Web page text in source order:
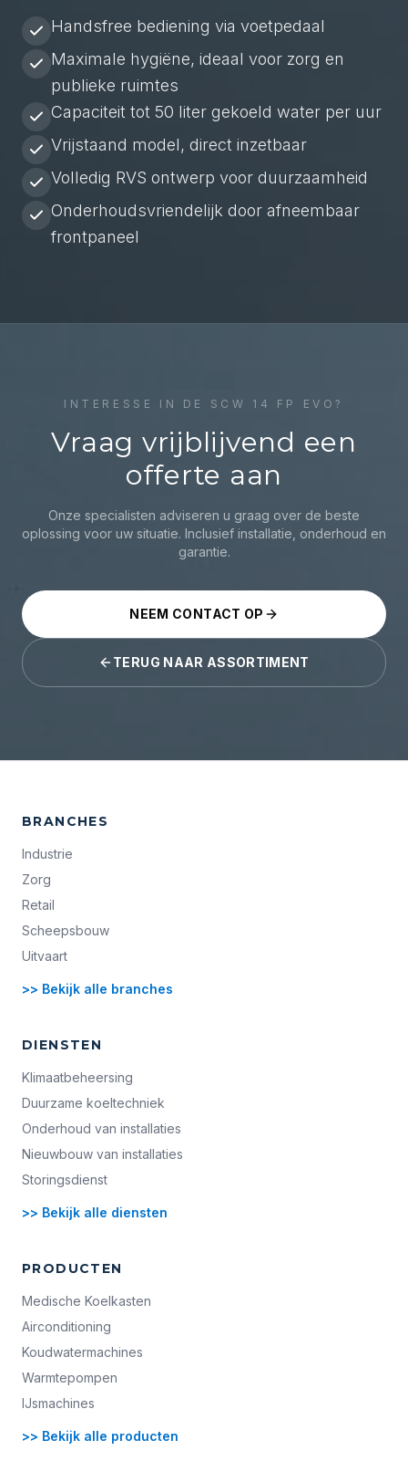
Handsfree bediening via voetpedaal
Maximale hygiëne, ideaal voor zorg en
publieke ruimtes
Capaciteit tot 50 liter gekoeld water per uur
Vrijstaand model, direct inzetbaar
Volledig RVS ontwerp voor duurzaamheid
Onderhoudsvriendelijk door afneembaar
frontpaneel
INTERESSE IN DE SCW 14 FP EVO?
Vraag vrijblijvend een
offerte aan
Onze specialisten adviseren u graag over de beste
oplossing voor uw situatie. Inclusief installatie, onderhoud en
garantie.
NEEM CONTACT OP
TERUG NAAR ASSORTIMENT
BRANCHES
Industrie
Zorg
Retail
Scheepsbouw
Uitvaart
>> Bekijk alle branches
DIENSTEN
Klimaatbeheersing
Duurzame koeltechniek
Onderhoud van installaties
Nieuwbouw van installaties
Storingsdienst
>> Bekijk alle diensten
PRODUCTEN
Medische Koelkasten
Airconditioning
Koudwatermachines
Warmtepompen
IJsmachines
>> Bekijk alle producten